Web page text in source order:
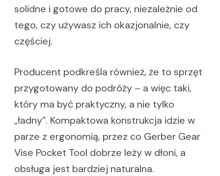
solidne i gotowe do pracy, niezależnie od
tego, czy używasz ich okazjonalnie, czy
częściej.
Producent podkreśla również, że to sprzęt
przygotowany do podróży – a więc taki,
który ma być praktyczny, a nie tylko
„ładny”. Kompaktowa konstrukcja idzie w
parze z ergonomią, przez co Gerber Gear
Vise Pocket Tool dobrze leży w dłoni, a
obsługa jest bardziej naturalna.